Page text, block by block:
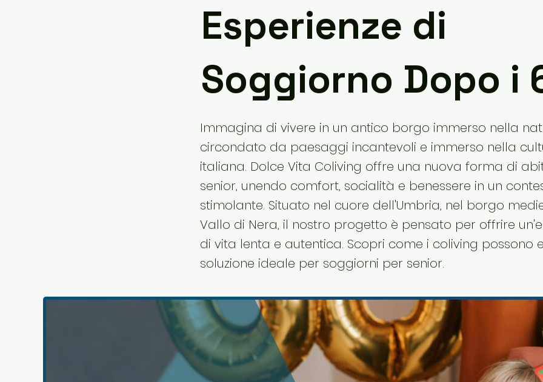
Esperienze di
Soggiorno Dopo i
Immagina di vivere in un antico borgo immerso nella
circondato da paesaggi incantevoli e immerso nella
italiana. Dolce Vita Coliving offre una nuova forma di
senior, unendo comfort, socialità e benessere in un
stimolante. Situato nel cuore dell'Umbria, nel borgo
Vallo di Nera, il nostro progetto è pensato per offrire
di vita lenta e autentica. Scopri come i coliving possono
soluzione ideale per soggiorni per senior.